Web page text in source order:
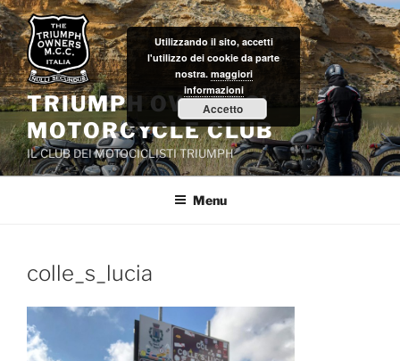
Salta
al
contenuto
TRIUMPH OWNERS'
MOTORCYCLE CLUB
IL CLUB DEI MOTOCICLISTI TRIUMPH
Menu
colle_s_lucia
Utilizzando il sito, accetti
l'utilizzo dei cookie da parte
nostra. maggiori
informazioni
Accetto